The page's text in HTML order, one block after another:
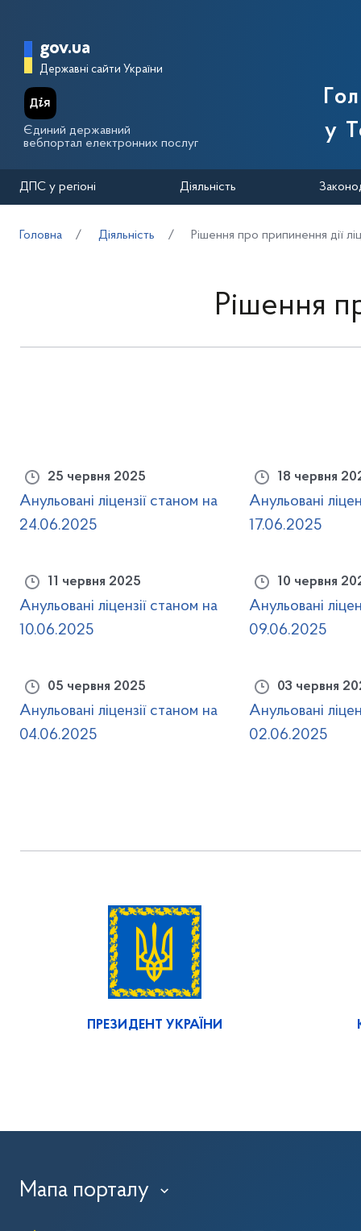
Головна сторінка Державної
gov.ua
Державні сайти України
Єдиний державний
вебпортал електронних послуг
у
ДПС у регіоні Діяльність
Головна Діяльність Рішення про припинення дії
Рішення
25 червня 2025
Анульовані ліцензії станом на
24.06.2025
18 червня
Анульовані
17.06.2025
11 червня 2025
Анульовані ліцензії станом на
10.06.2025
10 червня
Анульовані
09.06.2025
05 червня 2025
Анульовані ліцензії станом на
04.06.2025
03 червня
Анульовані
02.06.2025
ПРЕЗИДЕНТ УКРАЇНИ
Мапа порталу ›